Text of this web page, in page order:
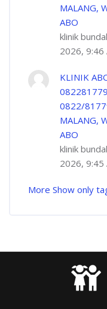
MALANG,
ABO
klinik
2026, 9:46
KLINIK
0822/
MALANG,
ABO
klinik
2026, 9:45
More Show only